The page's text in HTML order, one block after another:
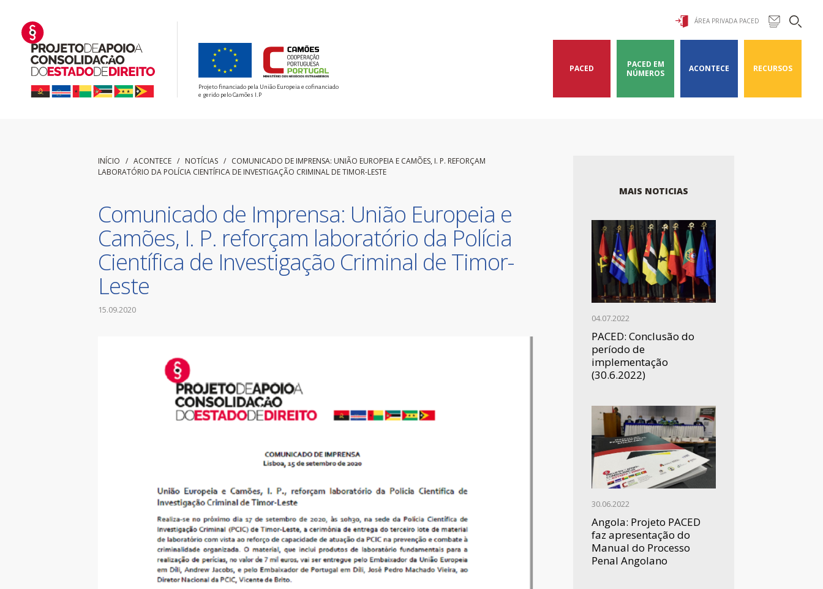
Projeto financiado pela União Europeia e cofinanciado
e gerido pelo Camões I.P
ÁREA PRIVADA PACED
PACED
PACED EM
NÚMEROS
ACONTECE RECURSOS
INÍCIO / ACONTECE / NOTÍCIAS / COMUNICADO DE IMPRENSA: UNIÃO EUROPEIA E CAMÕES, I. P. REFORÇAM
LABORATÓRIO DA POLÍCIA CIENTÍFICA DE INVESTIGAÇÃO CRIMINAL DE TIMOR-LESTE
Comunicado de Imprensa: União Europeia e
Camões, I. P. reforçam laboratório da Polícia
Científica de Investigação Criminal de Timor-
Leste
15.09.2020
MAIS NOTICIAS
04.07.2022
PACED: Conclusão do
período de
implementação
(30.6.2022)
30.06.2022
Angola: Projeto PACED
faz apresentação do
Manual do Processo
Penal Angolano